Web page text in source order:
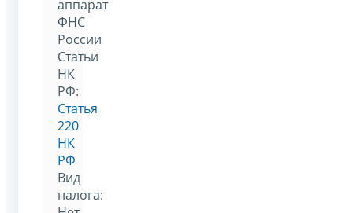
аппарат
ФНС
России
Статьи
НК
РФ:
Статья
220
НК
РФ
Вид
налога: